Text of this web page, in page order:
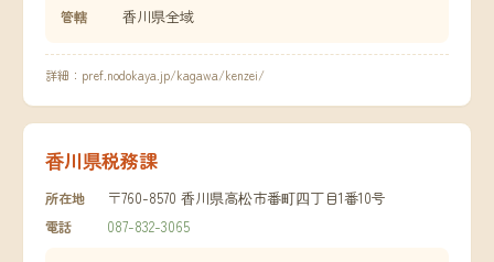
管轄 香川県全域
詳細： pref.nodokaya.jp/kagawa/kenzei/
香川県税務課
所在地 〒760-8570 香川県高松市番町四丁目1番10号
電話 087-832-3065